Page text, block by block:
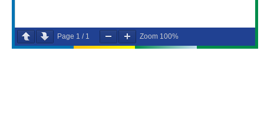
Page 1 / 1 Zoom 100%